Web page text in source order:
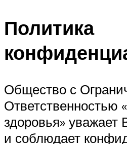
Политика
Общество с
Ответственностью
здоровья» уважает
и соблюдает